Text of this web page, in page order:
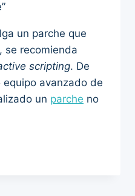
un parche que
se recomienda
scripting. De
avanzado de
un parche no